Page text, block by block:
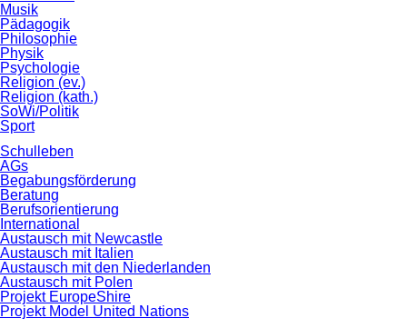
Musik
Pädagogik
Philosophie
Physik
Psychologie
Religion (ev.)
Religion (kath.)
SoWi/Politik
Sport
Schulleben
AGs
Begabungsförderung
Beratung
Berufsorientierung
International
Austausch mit Newcastle
Austausch mit Italien
Austausch mit den Niederlanden
Austausch mit Polen
Projekt EuropeShire
Projekt Model United Nations